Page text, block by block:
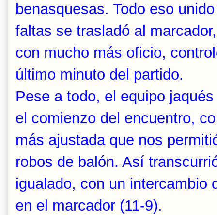
benasquesas. Todo eso
faltas se trasladó al
con mucho más oficio,
último minuto del partido.
Pese a todo, el equipo
el comienzo del encuentro,
más ajustada que nos
robos de balón. Así
igualado, con un intercambio
en el marcador (11-9).